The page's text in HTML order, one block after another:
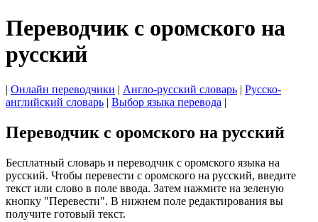
Переводчик с оромского на
русский
| Онлайн переводчики | Англо-русский словарь | Русско-
английский словарь | Выбор языка перевода |
Переводчик с оромского на русский
Бесплатный словарь и переводчик с оромского языка на
русский. Чтобы перевести с оромского на русский, введите
текст или слово в поле ввода. Затем нажмите на зеленую
кнопку "Перевести". В нижнем поле редактирования вы
получите готовый текст.